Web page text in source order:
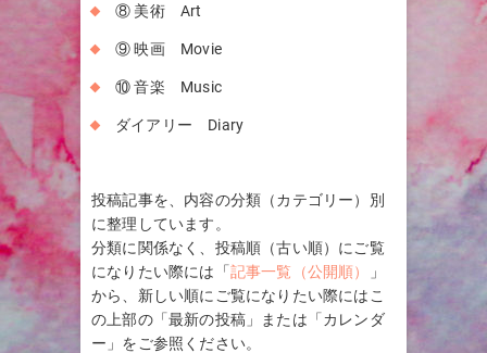
⑧ 美術 Art
⑨ 映画 Movie
⑩ 音楽 Music
ダイアリー Diary
投稿記事を、内容の分類（カテゴリー）別
に整理しています。
分類に関係なく、投稿順（古い順）にご覧
になりたい際には「記事一覧（公開順）
」
から、新しい順にご覧になりたい際にはこ
の上部の「最新の投稿」または「カレンダ
ー」をご参照ください。